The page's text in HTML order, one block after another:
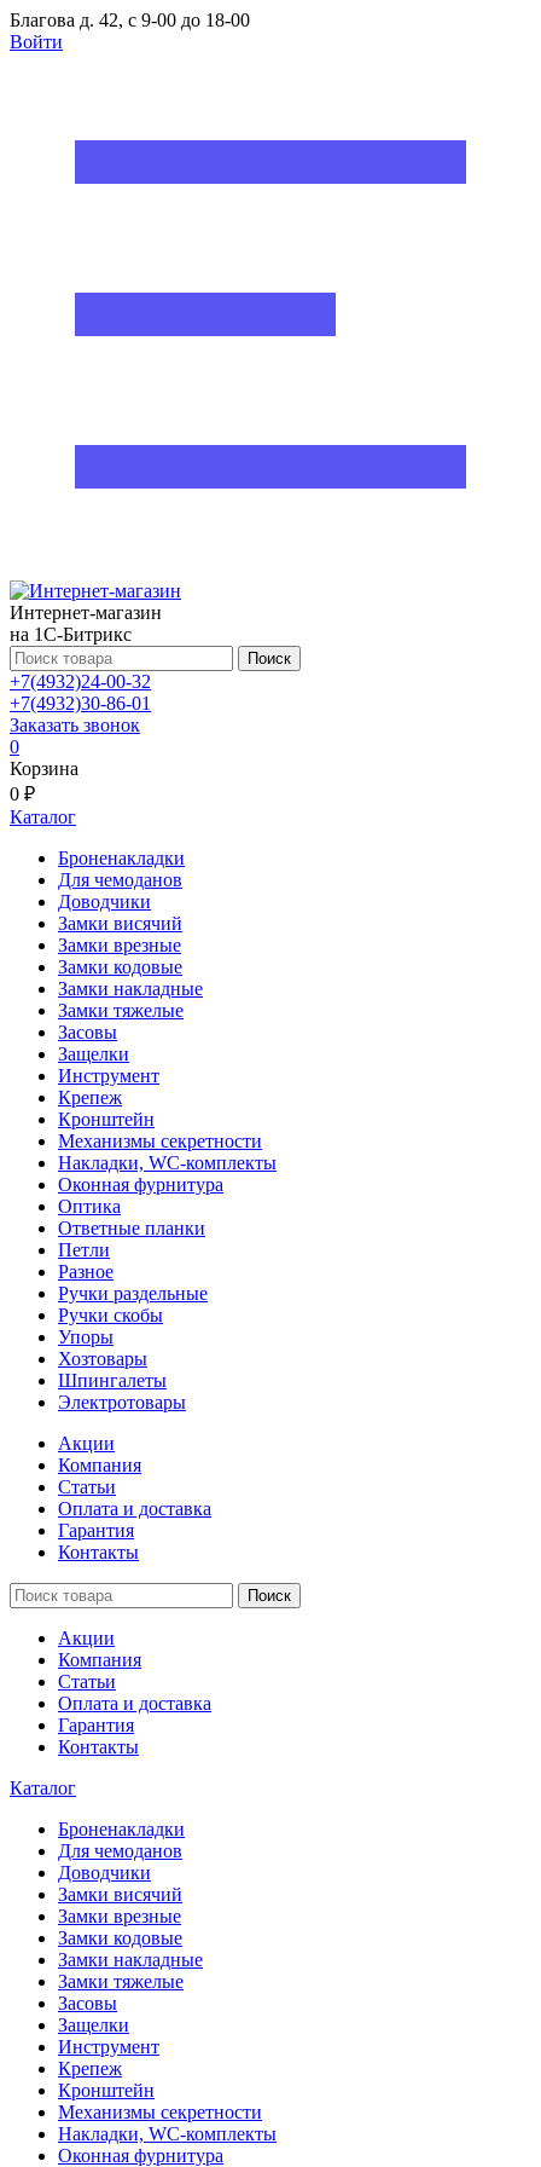
Благова д. 42, с 9-00 до 18-00
Войти
Интернет-магазин
на 1С-Битрикс
Поиск
+7(4932)24-00-32
+7(4932)30-86-01
Заказать звонок
0
Корзина
0 ₽
Каталог
Броненакладки
Для чемоданов
Доводчики
Замки висячий
Замки врезные
Замки кодовые
Замки накладные
Замки тяжелые
Засовы
Защелки
Инструмент
Крепеж
Кронштейн
Механизмы секретности
Накладки, WC-комплекты
Оконная фурнитура
Оптика
Ответные планки
Петли
Разное
Ручки раздельные
Ручки скобы
Упоры
Хозтовары
Шпингалеты
Электротовары
Акции
Компания
Статьи
Оплата и доставка
Гарантия
Контакты
Поиск
Акции
Компания
Статьи
Оплата и доставка
Гарантия
Контакты
Каталог
Броненакладки
Для чемоданов
Доводчики
Замки висячий
Замки врезные
Замки кодовые
Замки накладные
Замки тяжелые
Засовы
Защелки
Инструмент
Крепеж
Кронштейн
Механизмы секретности
Накладки, WC-комплекты
Оконная фурнитура